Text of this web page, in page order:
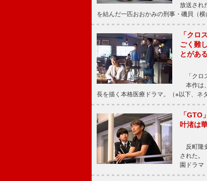
放送され
を結んだ一匹おおかみの刑事・磯貝（
「クロ
ごく難
とがあ
「クロ
本作は
長を描く本格医療ドラマ。（※以下、
「
叶渚は
反町隆
された。
園ドラマ